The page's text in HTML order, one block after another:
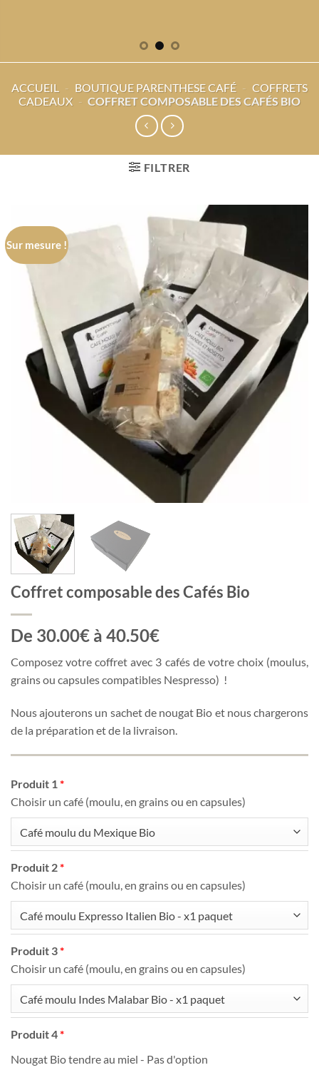
ACCUEIL - BOUTIQUE PARENTHESE CAFÉ - COFFRETS
CADEAUX - COFFRET COMPOSABLE DES CAFÉS BIO
FILTRER
Sur mesure !
Coffret composable des Cafés Bio
De 30.00€ à 40.50€
Composez votre coffret avec 3 cafés de votre choix (moulus,
grains ou capsules compatibles Nespresso) !
Nous ajouterons un sachet de nougat Bio et nous chargerons
de la préparation et de la livraison.
Produit 1
Choisir un café (moulu, en grains ou en capsules)
Café moulu du Mexique Bio
Produit 2
Choisir un café (moulu, en grains ou en capsules)
Café moulu Expresso Italien Bio - x1 paquet
Produit 3
Choisir un café (moulu, en grains ou en capsules)
Café moulu Indes Malabar Bio - x1 paquet
Produit 4
Nougat Bio tendre au miel - Pas d'option